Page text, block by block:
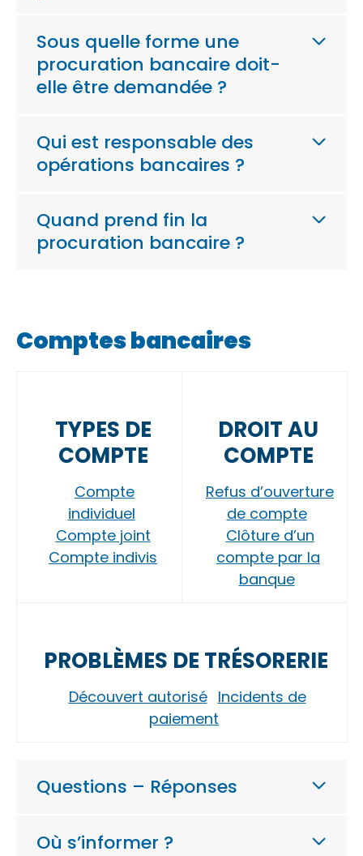
Sous quelle forme une
procuration bancaire doit-
elle être demandée ?
Qui est responsable des
opérations bancaires ?
Quand prend fin la
procuration bancaire ?
Comptes bancaires
TYPES DE
COMPTE
Compte
individuel
Compte joint
Compte indivis
DROIT AU
COMPTE
Refus d’ouverture
de compte
Clôture d’un
compte par la
banque
PROBLÈMES DE TRÉSORERIE
Découvert autorisé Incidents de
paiement
Questions – Réponses
Où s’informer ?